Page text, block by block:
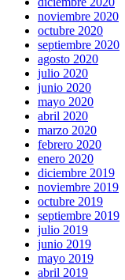
noviembre 2020
octubre 2020
septiembre 2020
agosto 2020
julio 2020
junio 2020
mayo 2020
abril 2020
marzo 2020
febrero 2020
enero 2020
diciembre 2019
noviembre 2019
octubre 2019
septiembre 2019
julio 2019
junio 2019
mayo 2019
abril 2019